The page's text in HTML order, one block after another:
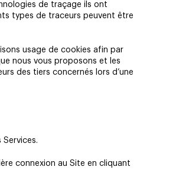
de traçage ils ont
types de traceurs peuvent être
usage de cookies afin par
nous vous proposons et les
des tiers concernés lors d’une
connexion au Site en cliquant